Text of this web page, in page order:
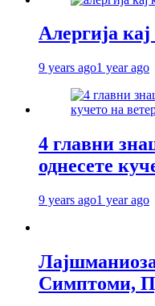
Алергија
9 years ago1 year ago
4 главни
однесете
9 years ago1 year ago
Симптоми,